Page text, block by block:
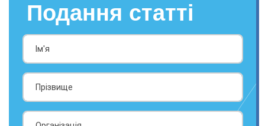
Подання статті